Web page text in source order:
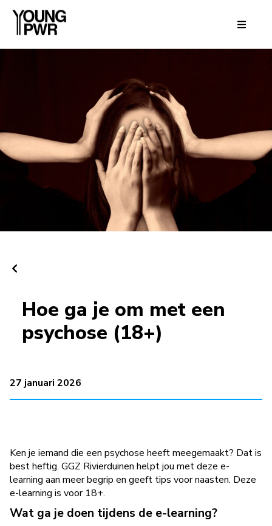
Hoe ga je om met een
psychose (18+)
27 januari 2026
Ken je iemand die een psychose heeft meegemaakt? Dat is
best heftig. GGZ Rivierduinen helpt jou met deze e-
learning aan meer begrip en geeft tips voor naasten. Deze
e-learning is voor 18+.
Wat ga je doen tijdens de e-learning?